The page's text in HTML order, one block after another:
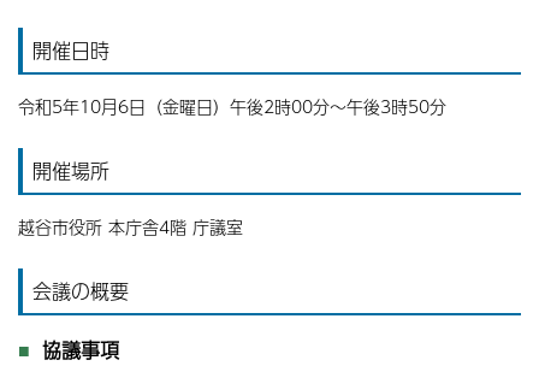
開催日時
令和5年10月6日（金曜日）午後2時00分〜午後3時50分
開催場所
越谷市役所 本庁舎4階 庁議室
会議の概要
協議事項